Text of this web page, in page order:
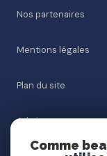
Nos partenaires
Mentions légales
Plan du site
Admin
Comme